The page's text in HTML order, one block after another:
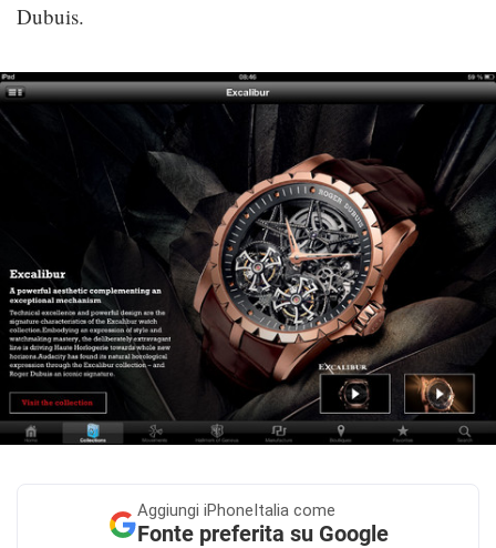
Dubuis.
Aggiungi iPhoneItalia come
Fonte preferita su Google